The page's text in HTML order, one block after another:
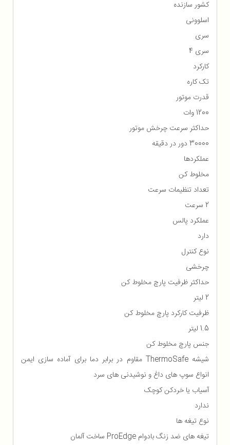
کشور سازنده
اسلوونی
سری
سری 4
کارکرد
تک کاره
قدرت موتور
1200 وات
حداکثر سرعت چرخش موتور
30000 دور در دقیقه
عملکردها
مخلوط کن
تعداد تنظیمات سرعت
2 سرعت
عملکرد پالس
دارد
نوع کنترل
چرخشی
حداکثر ظرفیت پارچ مخلوط کن
2 لیتر
ظرفیت کارکرد پارچ مخلوط کن
1.5 لیتر
جنس پارچ مخلوط کن
شیشه ThermoSafe مقاوم در برابر دما برای آماده سازی ایمن
انواع سوپ های داغ و نوشیدنی های سرد
آسیاب یا خردکن کوچک
ندارد
نوع تیغه ها
تیغه های ضد زنگ بادوام ProEdge ساخت آلمان